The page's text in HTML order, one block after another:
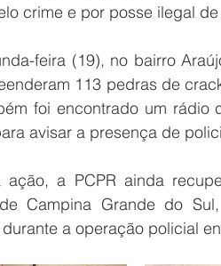
crime e por posse ilegal
feira (19), no bairro
113 pedras de
foi encontrado um rádio
avisar a presença de
ação, a PCPR ainda
Campina Grande do
a operação policial